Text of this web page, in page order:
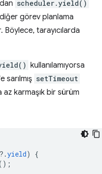
scheduler.yield()
görev planlama
tarayıcılarda
kullanılamıyorsa
sarılmış setTimeout
az karmaşık bir sürüm
? .yield)
{